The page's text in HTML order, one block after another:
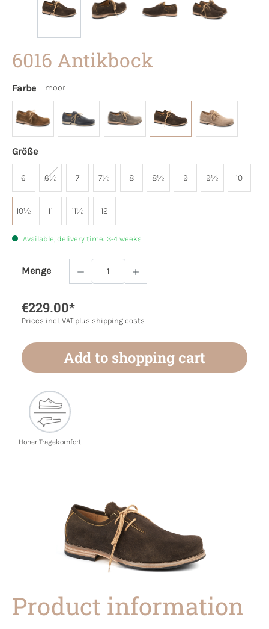
6016 Antikbock
Farbe moor
Größe
6 6½ 7 7½ 8 8½ 9 9½ 10
10½ 11 11½ 12
Available, delivery time: 3-4 weeks
Menge
Product Quantity: Enter the desired
€229.00*
Prices incl. VAT plus shipping costs
Add to shopping cart
Hoher Tragekomfort
Product information